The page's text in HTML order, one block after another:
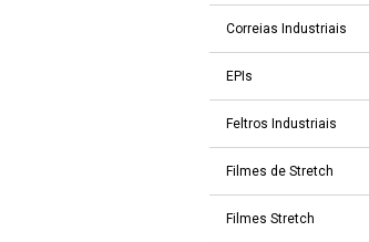
Correias Industriais
EPIs
Feltros Industriais
Filmes de Stretch
Filmes Stretch